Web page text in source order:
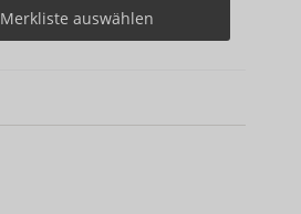
Merkliste auswählen